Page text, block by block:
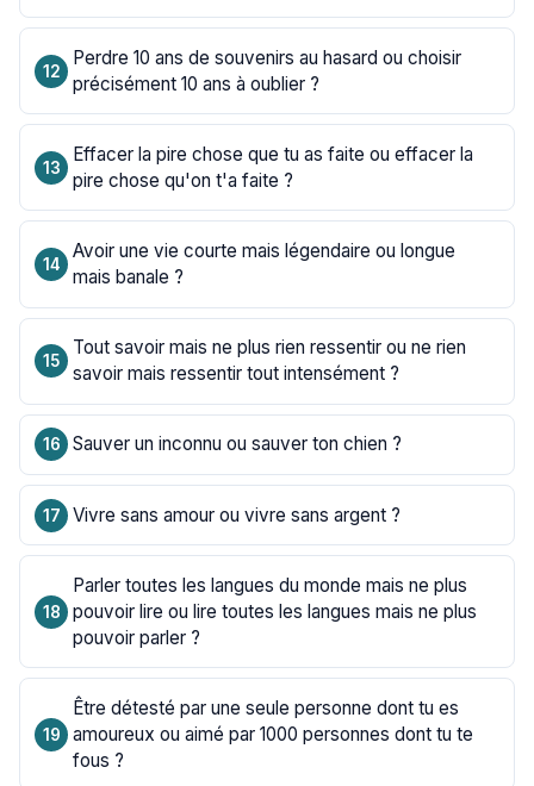
Perdre 10 ans de souvenirs au hasard ou choisir
précisément 10 ans à oublier ?
Effacer la pire chose que tu as faite ou effacer la
pire chose qu'on t'a faite ?
Avoir une vie courte mais légendaire ou longue
mais banale ?
Tout savoir mais ne plus rien ressentir ou ne rien
savoir mais ressentir tout intensément ?
Sauver un inconnu ou sauver ton chien ?
Vivre sans amour ou vivre sans argent ?
Parler toutes les langues du monde mais ne plus
pouvoir lire ou lire toutes les langues mais ne plus
pouvoir parler ?
Être détesté par une seule personne dont tu es
amoureux ou aimé par 1000 personnes dont tu te
fous ?